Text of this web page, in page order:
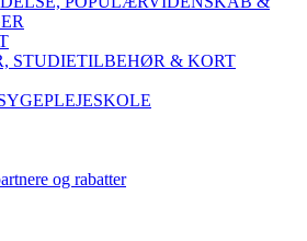
STUDIETILBEHØR & KORT
og rabatter